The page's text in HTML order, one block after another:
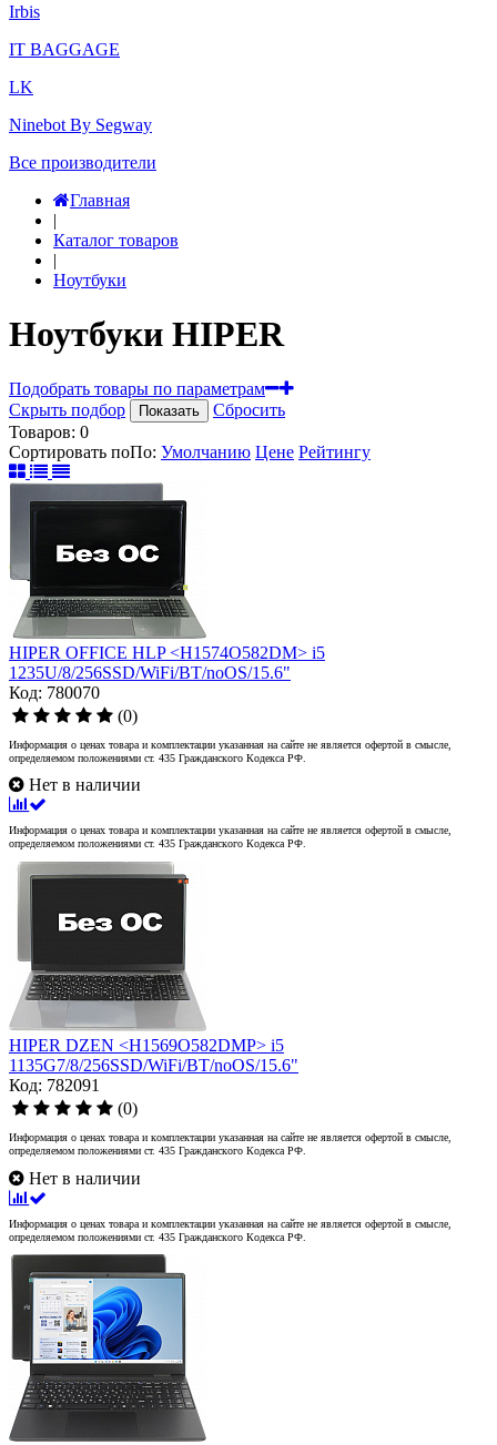
Irbis
IT BAGGAGE
LK
Ninebot By Segway
Все производители
Главная
|
Каталог товаров
|
Ноутбуки
Ноутбуки HIPER
Подобрать товары по параметрам
Скрыть подбор
Показать
Сбросить
Товаров: 0
Сортировать поПо: Умолчанию Цене Рейтингу
HIPER OFFICE HLP <H1574O582DM> i5
1235U/8/256SSD/WiFi/BT/noOS/15.6"
Код: 780070
(0)
Информация о ценах товара и комплектации указанная на сайте не является офертой в смысле,
определяемом положениями ст. 435 Гражданского Кодекса РФ.
Нет в наличии
Информация о ценах товара и комплектации указанная на сайте не является офертой в смысле,
определяемом положениями ст. 435 Гражданского Кодекса РФ.
HIPER DZEN <H1569O582DMP> i5
1135G7/8/256SSD/WiFi/BT/noOS/15.6"
Код: 782091
(0)
Информация о ценах товара и комплектации указанная на сайте не является офертой в смысле,
определяемом положениями ст. 435 Гражданского Кодекса РФ.
Нет в наличии
Информация о ценах товара и комплектации указанная на сайте не является офертой в смысле,
определяемом положениями ст. 435 Гражданского Кодекса РФ.